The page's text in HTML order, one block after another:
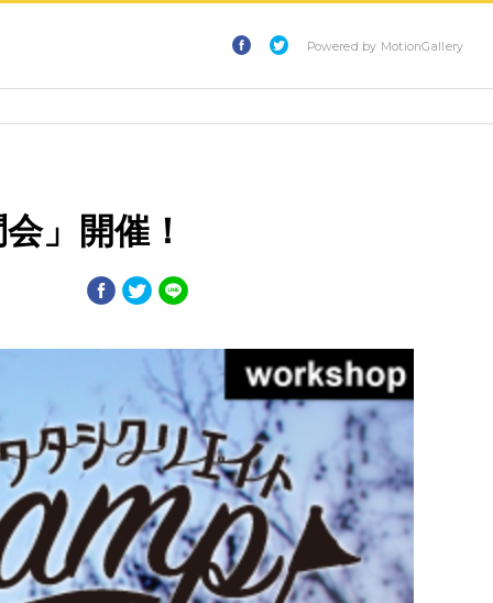
Powered by MotionGallery
」開催！